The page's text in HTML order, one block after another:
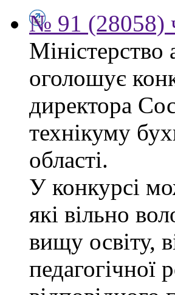
№ 91 (28058)
Міністерство
оголошує
директора
технікуму
області.
У конкурсі
які вільно
вищу освіту,
педагогічної